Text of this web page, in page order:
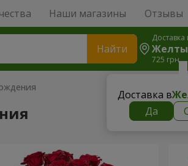
Наши магазины Отзывы
Найти
Доставка
725 грн
Доставка в
Да